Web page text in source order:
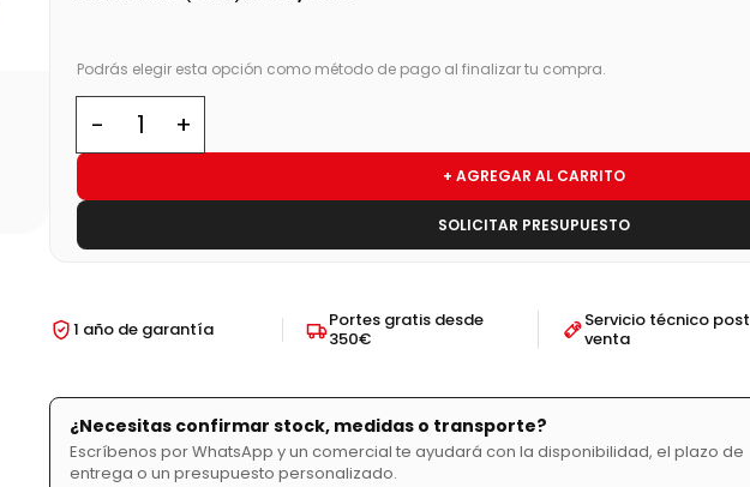
Podrás elegir esta opción como método de pago al finalizar tu compra.
+ AGREGAR AL CARRITO
SOLICITAR PRESUPUESTO
1 año de garantía
Portes gratis desde
350€
Servicio técnico post
venta
¿Necesitas confirmar stock, medidas o transporte?
Escríbenos por WhatsApp y un comercial te ayudará con la disponibilidad, el plazo de
entrega o un presupuesto personalizado.